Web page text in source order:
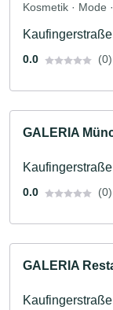
Kosmetik · Mode
Schuhe ·
0.0 (0)
GALERIA
0.0 (0)
GALERIA